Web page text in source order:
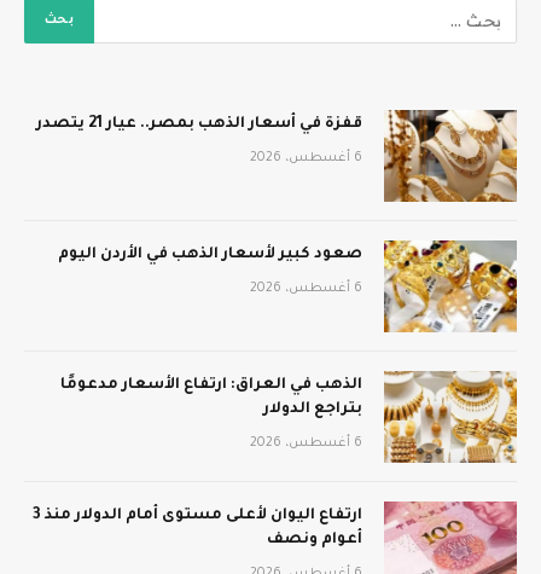
قفزة في أسعار الذهب بمصر.. عيار 21 يتصدر
6 أغسطس، 2026
صعود كبير لأسعار الذهب في الأردن اليوم
6 أغسطس، 2026
الذهب في العراق: ارتفاع الأسعار مدعومًا
بتراجع الدولار
6 أغسطس، 2026
ارتفاع اليوان لأعلى مستوى أمام الدولار منذ 3
أعوام ونصف